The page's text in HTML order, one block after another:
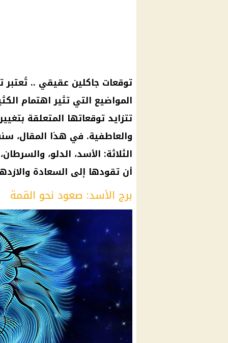
توقعات جاكلين عقيقي .. تُعتبر
المواضيع التي تثير اهتمام
تتزايد توقعاتها المتعلقة
والعاطفية. في هذا المقال،
الثلاثة: الأسد، الدلو،
أن تقودها إلى السعادة
برج الأسد: صعود نحو القمة